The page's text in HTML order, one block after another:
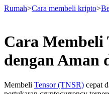
Berjangka
Rumah>Cara membeli kripto>
Cara Membeli
dengan Aman
Membeli Tensor (TNSR) cepat